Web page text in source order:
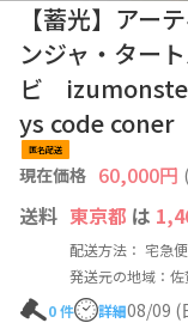
【蓄光】アー
ンジャ・タ
ビ
ys code coner
匿名配送
現在価格 60,000円
送料 東京都 は
配送方法： 宅急
発送元の地域：佐
0件 詳細08/09 (